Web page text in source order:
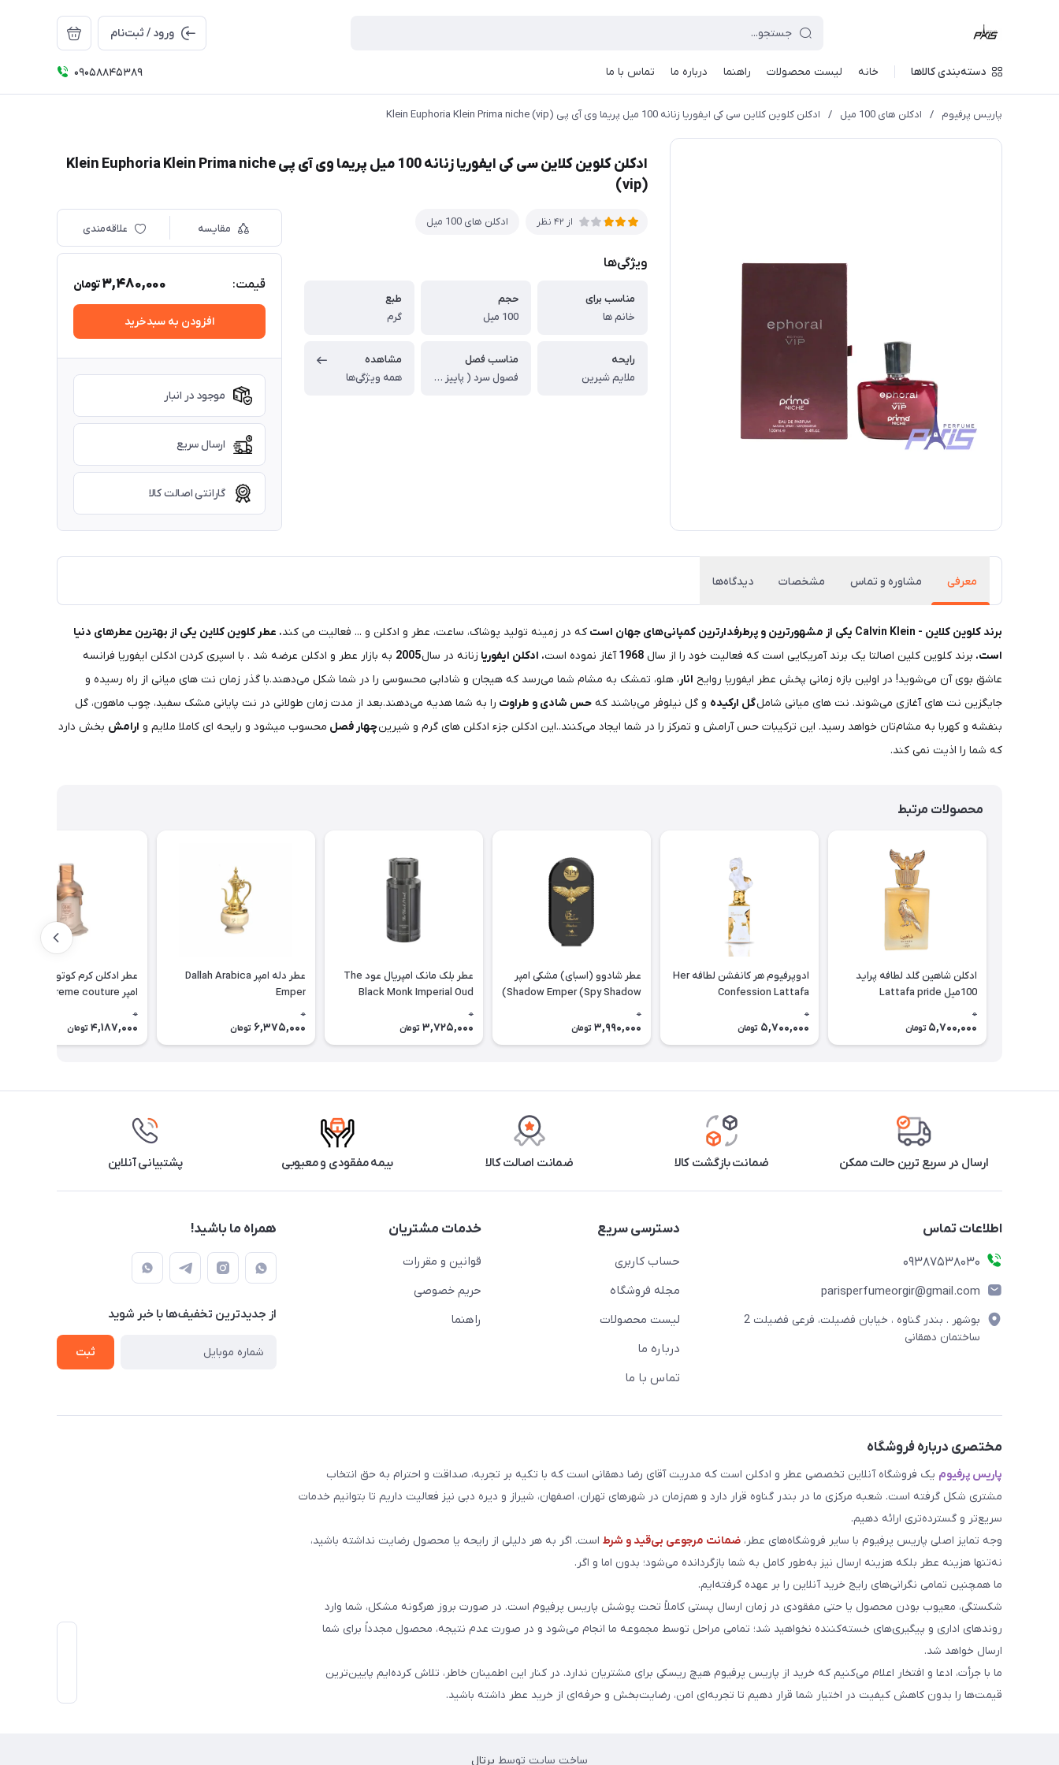
ورود / ثبت‌نام
دسته‌بندی کالاها خانه لیست محصولات راهنما درباره ما تماس با ما 09058845389
پاریس پرفیوم / ادکلن های 100 میل / ادکلن کلوين کلاين سی کی ایفوریا زنانه 100 میل پریما وی آی پی Klein Euphoria Klein Prima niche (vip)
ادکلن کلوين کلاين سی کی ایفوریا زنانه 100 میل پریما وی آی پی Klein Euphoria Klein Prima niche
(vip)
از 42 نظر ادکلن های 100 میل
ویژگی‌ها
مناسب برای
خانم ها
حجم
100 میل
طبع
گرم
رایحه
ملایم شیرین
مناسب فصل
فصول سرد ( پاییز زمستان)
مشاهده
همه ویژگی‌ها
مقایسه علاقه‌مندی
قیمت: 3,480,000تومان
افزودن به سبدخرید
موجود در انبار
ارسال سریع
گارانتی اصالت کالا
معرفی مشاوره و تماس مشخصات دیدگاه‌ها
برند کلوین کلاین - Calvin Klein یکی از مشهورترین و پرطرفدارترین کمپانی‌های جهان است که در زمینه تولید پوشاک، ساعت، عطر و ادکلن و ... فعالیت می کند. عطر کلوین کلاین یکی از بهترین عطرهای دنیا
است. برند کلوین کلین اصالتا یک برند آمریکایی است که فعالیت خود را از سال 1968 آغاز نموده است. ادکلن ایفوریا زنانه در سال
به بازار عطر و ادکلن عرضه شد . با اسپری کردن ادکلن ایفوریا فرانسه
عاشق بوی آن می‌شوید! در اولین بازه زمانی پخش عطر ایفوریا روایح انار، هلو، تمشک به مشام شما می‌رسد که هیجان و شادابی محسوسی را در شما شکل می‌دهند.با گذر زمان نت های میانی از راه رسیده و
جایگزین نت های آغازی می‌شوند. نت های میانی شاملگل ارکیده و گل نیلوفر می‌باشند که حس شادی و طراوت را به شما هدیه می‌دهند.بعد از مدت زمان طولانی در نت پایانی مشک سفید، چوب ماهون، گل
بنفشه و کهربا به مشام‌تان خواهد رسید. این ترکیبات حس آرامش و تمرکز را در شما ایجاد می‌کنند..این ادکلن جزء ادکلن های گرم و شیرینچهار فصل محسوب میشود و رایحه ای کاملا ملایم و ارامش بخش دارد
که شما را اذیت نمی کند.
محصولات مرتبط
ادکلن شاهین گلد لطافه پراید
100میل Lattafa pride
0
5,700,000 تومان
ادوپرفیوم هر کانفشن لطافه Her
Confession Lattafa
0
5,700,000 تومان
عطر شادوو (اسبای) مشکی امپر
Shadow Emper (Spy Shadow)
0
3,990,000 تومان
عطر بلک مانک امپریال عود The
Black Monk Imperial Oud
0
3,725,000 تومان
عطر دله امپر Dallah Arabica
Emper
0
6,375,000 تومان
عطر ادکلن کرم کوتور لاولی لاته
امپر emper creme couture
0
4,187,000 تومان
ارسال در سریع ترین حالت ممکن ضمانت بازگشت کالا ضمانت اصالت کالا بیمه مفقودی و معیوبی پشتیبانی آنلاین
اطلاعات تماس
09387538030
parisperfumeorgir@gmail.com
بوشهر . بندر گناوه ، خیابان فضیلت، فرعی فضیلت 2
ساختمان دهقانی
دسترسی سریع
حساب کاربری
مجله فروشگاه
لیست محصولات
درباره ما
تماس با ما
خدمات مشتریان
قوانین و مقررات
حریم خصوصی
راهنما
همراه ما باشید!
از جدید‌ترین تخفیف‌ها با‌ خبر شوید
ثبت
مختصری درباره فروشگاه
پاریس پرفیوم یک فروشگاه آنلاین تخصصی عطر و ادکلن است که مدریت آقای رضا دهقانی است که با تکیه بر تجربه، صداقت و احترام به حق انتخاب
مشتری شکل گرفته است. شعبه مرکزی ما در بندر گناوه قرار دارد و هم‌زمان در شهرهای تهران، اصفهان، شیراز و دیره دبی نیز فعالیت داریم تا بتوانیم خدمات
سریع‌تر و گسترده‌تری ارائه دهیم.
وجه تمایز اصلی پاریس پرفیوم با سایر فروشگاه‌های عطر، ضمانت مرجوعی بی‌قید و شرط است. اگر به هر دلیلی از رایحه یا محصول رضایت نداشته باشید،
نه‌تنها هزینه عطر بلکه هزینه ارسال نیز به‌طور کامل به شما بازگردانده می‌شود؛ بدون اما و اگر.
ما همچنین تمامی نگرانی‌های رایج خرید آنلاین را بر عهده گرفته‌ایم.
شکستگی، معیوب بودن محصول یا حتی مفقودی در زمان ارسال پستی کاملاً تحت پوشش پاریس پرفیوم است. در صورت بروز هرگونه مشکل، شما وارد
روندهای اداری و پیگیری‌های خسته‌کننده نخواهید شد؛ تمامی مراحل توسط مجموعه ما انجام می‌شود و در صورت عدم نتیجه، محصول مجدداً برای شما
ارسال خواهد شد.
ما با جرأت، ادعا و افتخار اعلام می‌کنیم که خرید از پاریس پرفیوم هیچ ریسکی برای مشتریان ندارد. در کنار این اطمینان خاطر، تلاش کرده‌ایم پایین‌ترین
قیمت‌ها را بدون کاهش کیفیت در اختیار شما قرار دهیم تا تجربه‌ای امن، رضایت‌بخش و حرفه‌ای از خرید عطر داشته باشید.
ساخت سایت توسط پرتال